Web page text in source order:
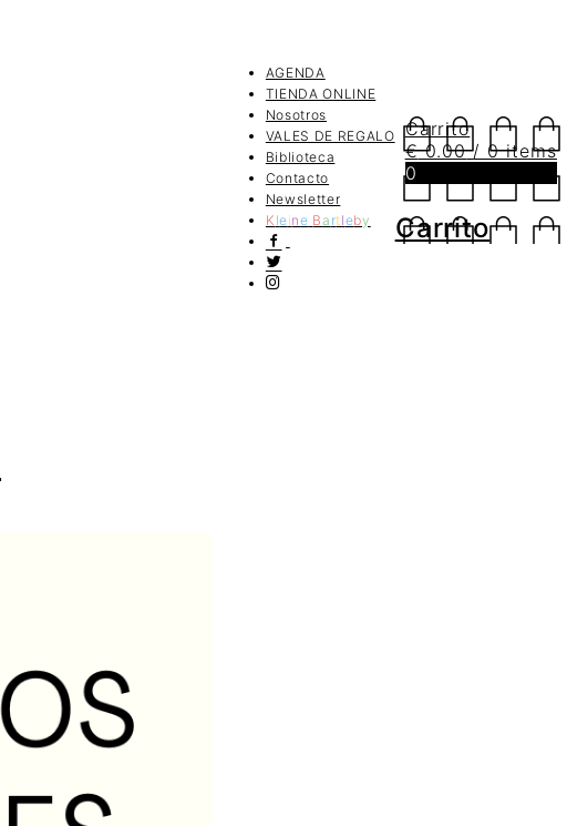
AGENDA
TIENDA ONLINE
Nosotros
VALES DE REGALO
Biblioteca
Contacto
Newsletter
K leine Ba rtleby
Carrito
€0.00 / 0 items
0
Carrito